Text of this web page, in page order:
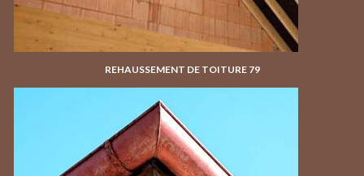
REHAUSSEMENT DE TOITURE 79